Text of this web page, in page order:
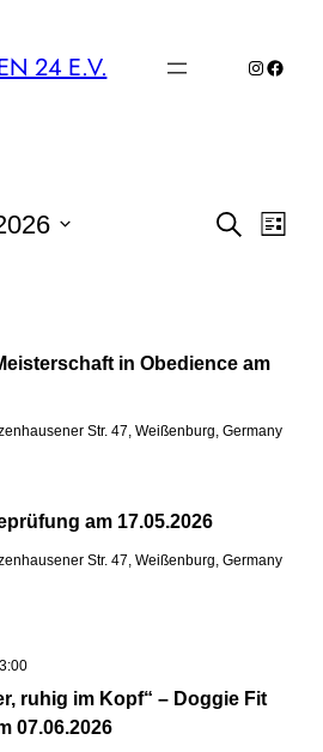
24 E.V.
SucheListe
in Obedience am
Str. 47, Weißenburg, Germany
am 17.05.2026
Str. 47, Weißenburg, Germany
ruhig im Kopf“ – Doggie Fit
07.06.2026